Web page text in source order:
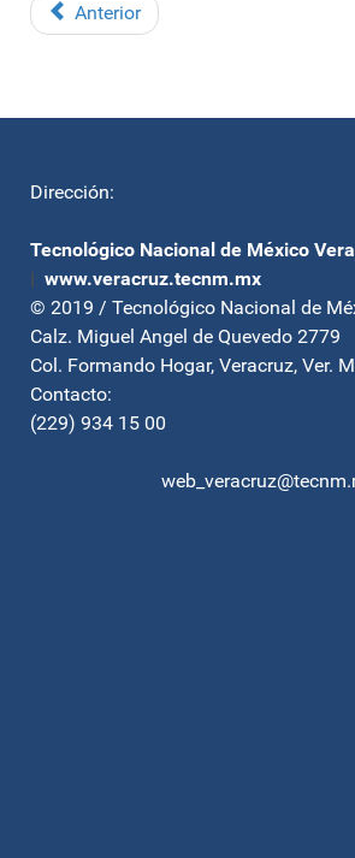
Anterior
Dirección:
Tecnológico Nacional de México
| www.veracruz.tecnm.mx
© 2019 / Tecnológico Nacional de
Calz. Miguel Angel de Quevedo 2779
Col. Formando Hogar, Veracruz, Ver.
Contacto:
(229) 934 15 00